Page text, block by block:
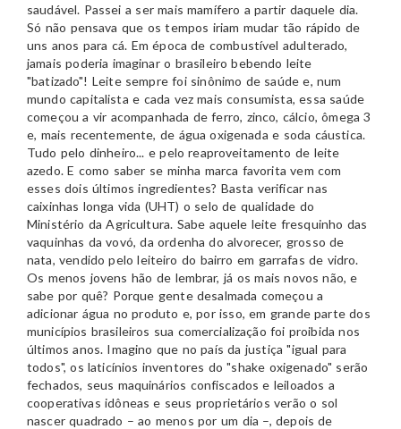
saudável. Passei a ser mais mamífero a partir daquele dia.
Só não pensava que os tempos iriam mudar tão rápido de
uns anos para cá. Em época de combustível adulterado,
jamais poderia imaginar o brasileiro bebendo leite
"batizado"! Leite sempre foi sinônimo de saúde e, num
mundo capitalista e cada vez mais consumista, essa saúde
começou a vir acompanhada de ferro, zinco, cálcio, ômega 3
e, mais recentemente, de água oxigenada e soda cáustica.
Tudo pelo dinheiro... e pelo reaproveitamento de leite
azedo. E como saber se minha marca favorita vem com
esses dois últimos ingredientes? Basta verificar nas
caixinhas longa vida (UHT) o selo de qualidade do
Ministério da Agricultura. Sabe aquele leite fresquinho das
vaquinhas da vovó, da ordenha do alvorecer, grosso de
nata, vendido pelo leiteiro do bairro em garrafas de vidro.
Os menos jovens hão de lembrar, já os mais novos não, e
sabe por quê? Porque gente desalmada começou a
adicionar água no produto e, por isso, em grande parte dos
municípios brasileiros sua comercialização foi proibida nos
últimos anos. Imagino que no país da justiça "igual para
todos", os laticínios inventores do "shake oxigenado" serão
fechados, seus maquinários confiscados e leiloados a
cooperativas idôneas e seus proprietários verão o sol
nascer quadrado – ao menos por um dia –, depois de